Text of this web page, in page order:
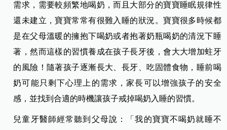
需求，需要較頻繁地喝奶，而且大部分的寶寶睡眠規律性
還未建立，寶寶常常有很難入睡的狀況。寶寶很多時候都
是在父母溫暖的擁抱下喝奶或者抱著奶瓶喝奶的清況下睡
著，然而這樣的習慣養成在孩子長牙後，會大大增加蛀牙
的風險！隨著孩子逐漸長大、長牙、吃固體食物，睡前喝
奶可能只剩下心理上的需求，家長可以增強孩子的安全
感，並找到合適的時機讓孩子戒掉喝奶入睡的習慣。
兒童牙醫師經常聽到父母說：「我的寶寶不喝奶就睡不